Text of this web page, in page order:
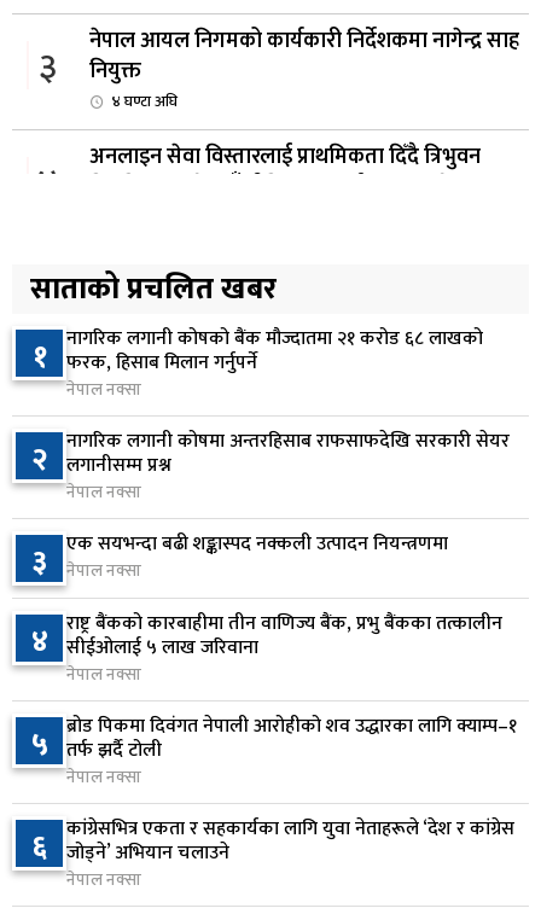
३
नेपाल आयल निगमको कार्यकारी निर्देशकमा नागेन्द्र साह
नियुक्त
४ घण्टा अघि
४
अनलाइन सेवा विस्तारलाई प्राथमिकता दिँदै त्रिभुवन
५
सरकारद्वारा राष्ट्रसेवक कर्मचारीको नयाँ तलबमान
स्वीकृत, न्यूनतम तलब २८ हजार ९८४ रुपैयाँ
६ घण्टा अघि
६
सिद्धबाबा सुरुङ निर्माणमा ३ अर्ब १ करोड खर्च, २०८३
फागुनको समयसीमा
१२ घण्टा अघि
७
निम्सदाइसहित चार पर्वतारोहीको शव बेस क्याम्पमा
ल्याइयो
१ दिन अघि
८
सुनसरी र सिरहाका घटनाका पीडितलाई राहत र उपचार
दिने सरकारको निर्णय
१ दिन अघि
९
कृषि क्षेत्रलाई आत्मनिर्भर बनाउने लक्ष्यसहित राष्ट्रिय कृषि
नीति २०८३ जारी
१ दिन अघि
१० नेपाल टेलिकमले बक्यौता महसुलमा जरिवाना छुट दिने
१ दिन अघि
साताको प्रचलित खबर
१ नागरिक लगानी कोषको बैंक मौज्दातमा २१ करोड ६८ लाखको
फरक, हिसाब मिलान गर्नुपर्ने
नेपाल नक्सा
२ नागरिक लगानी कोषमा अन्तरहिसाब राफसाफदेखि सरकारी सेयर
लगानीसम्म प्रश्न
नेपाल नक्सा
३ एक सयभन्दा बढी शङ्कास्पद नक्कली उत्पादन नियन्त्रणमा
नेपाल नक्सा
४ राष्ट्र बैंकको कारबाहीमा तीन वाणिज्य बैंक, प्रभु बैंकका तत्कालीन
सीईओलाई ५ लाख जरिवाना
नेपाल नक्सा
५ ब्रोड पिकमा दिवंगत नेपाली आरोहीको शव उद्धारका लागि क्याम्प–१
तर्फ झर्दै टोली
नेपाल नक्सा
६ कांग्रेसभित्र एकता र सहकार्यका लागि युवा नेताहरूले ‘देश र कांग्रेस
जोड्ने’ अभियान चलाउने
नेपाल नक्सा